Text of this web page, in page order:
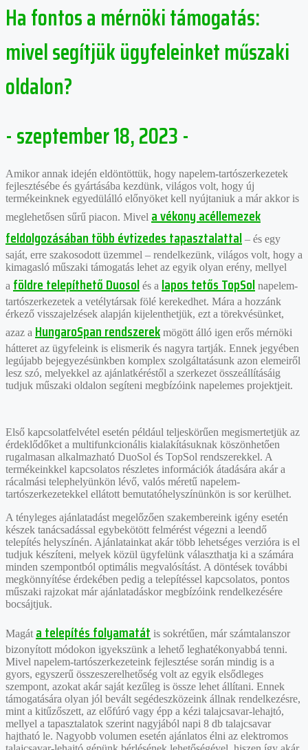
Ha fontos a mérnöki támogatás:
mivel segítjük ügyfeleinket műszaki
oldalon?
- szeptember 18, 2023 -
Amikor annak idején eldöntöttük, hogy napelem-tartószerkezetek
fejlesztésébe és gyártásába kezdünk, világos volt, hogy új
termékeinknek egyedülálló előnyöket kell nyújtaniuk a már akkor is
meglehetősen sűrű piacon. Mivel a vékony acéllemezek
feldolgozásában több évtizedes tapasztalattal – és egy
saját, erre szakosodott üzemmel – rendelkezünk, világos volt, hogy a
kimagasló műszaki támogatás lehet az egyik olyan erény, mellyel
a földre telepíthető Duosol és a lapos tetős TopSol napelem-
tartószerkezetek a vetélytársak fölé kerekedhet. Mára a hozzánk
érkező visszajelzések alapján kijelenthetjük, ezt a törekvésünket,
azaz a HungaroSpan rendszerek mögött álló igen erős mérnöki
hátteret az ügyfeleink is elismerik és nagyra tartják. Ennek jegyében
legújabb bejegyezésünkben komplex szolgáltatásunk azon elemeiről
lesz szó, melyekkel az ajánlatkéréstől a szerkezet összeállításáig
tudjuk műszaki oldalon segíteni megbízóink napelemes projektjeit.
Első kapcsolatfelvétel esetén például teljeskörűen megismertetjük az
érdeklődőket a multifunkcionális kialakításuknak köszönhetően
rugalmasan alkalmazható DuoSol és TopSol rendszerekkel. A
termékeinkkel kapcsolatos részletes információk átadására akár a
rácalmási telephelyünkön lévő, valós méretű napelem-
tartószerkezetekkel ellátott bemutatóhelyszínünkön is sor kerülhet.
A tényleges ajánlatadást megelőzően szakembereink igény esetén
készek tanácsadással egybekötött felmérést végezni a leendő
telepítés helyszínén. Ajánlatainkat akár több lehetséges verzióra is el
tudjuk készíteni, melyek közül ügyfelünk választhatja ki a számára
minden szempontból optimális megvalósítást. A döntések további
megkönnyítése érdekében pedig a telepítéssel kapcsolatos, pontos
műszaki rajzokat már ajánlatadáskor megbízóink rendelkezésére
bocsájtjuk.
Magát a telepítés folyamatát is sokrétűen, már számtalanszor
bizonyított módokon igyekszünk a lehető leghatékonyabbá tenni.
Mivel napelem-tartószerkezeteink fejlesztése során mindig is a
gyors, egyszerű összeszerelhetőség volt az egyik elsődleges
szempont, azokat akár saját kezűleg is össze lehet állítani. Ennek
támogatására olyan jól bevált segédeszközeink állnak rendelkezésre,
mint a kitűzőszett, az előfúró vagy épp a kézi talajcsavar-lehajtó,
mellyel a tapasztalatok szerint nagyjából napi 8 db talajcsavar
hajtható le. Nagyobb volumen esetén ajánlatos élni az elektromos